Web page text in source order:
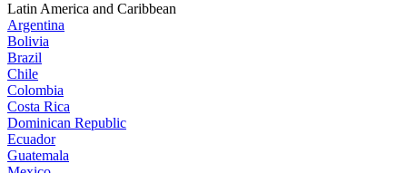
Latin America and Caribbean
Argentina
Bolivia
Brazil
Chile
Colombia
Costa Rica
Dominican Republic
Ecuador
Guatemala